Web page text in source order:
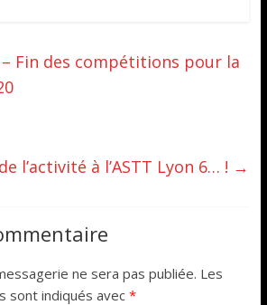
– Fin des compétitions pour la
l’activité à l’ASTT Lyon 6… ! →
ne sera pas publiée. Les
sont indiqués avec *